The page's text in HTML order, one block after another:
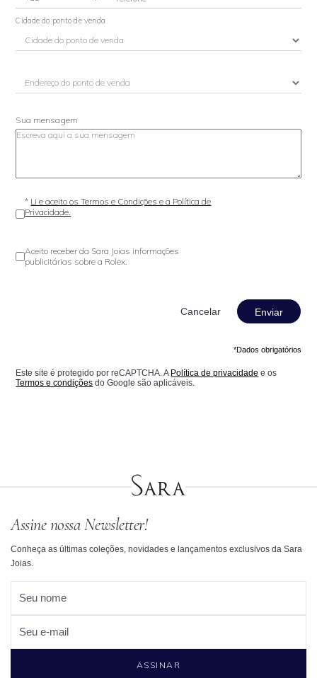
Cidade do ponto de venda
Sua mensagem
* Li e aceito os Termos e Condições e a Política de
Privacidade.
Aceito receber da Sara Joias informações
publicitárias sobre a Rolex.
Enviar
*Dados obrigatórios
Este site é protegido por reCAPTCHA. A Política de privacidade e os
Termos e condições do Google são aplicáveis.
Assine nossa Newsletter!
Conheça as últimas coleções, novidades e lançamentos exclusivos da Sara
Joias.
Seu nome
Seu e-mail
ASSINAR